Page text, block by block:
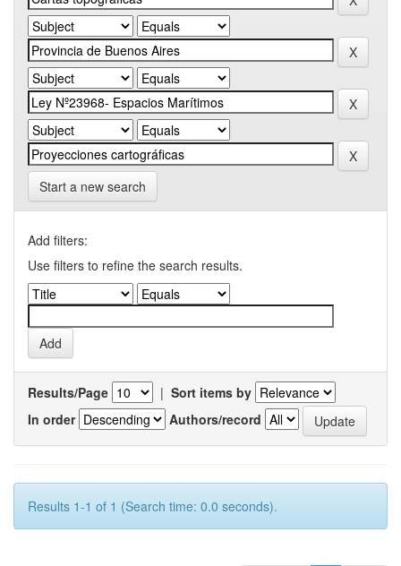
Start a new search
Add filters:
Use filters to refine the search results.
Results/Page | Sort items by
In order
Authors/record
Results 1-1 of 1 (Search time: 0.0 seconds).